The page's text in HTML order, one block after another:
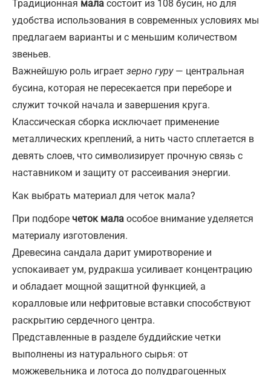
Традиционная мала состоит из 108 бусин, но для
удобства использования в современных условиях мы
предлагаем варианты и с меньшим количеством
звеньев.
Важнейшую роль играет зерно гуру— центральная
бусина, которая не пересекается при переборе и
служит точкой начала и завершения круга.
Классическая сборка исключает применение
металлических креплений, а нить часто сплетается в
девять слоев, что символизирует прочную связь с
наставником и защиту от рассеивания энергии.
Как выбрать материал для четок мала?
При подборе четок мала особое внимание уделяется
материалу изготовления.
Древесина сандала дарит умиротворение и
успокаивает ум, рудракша усиливает концентрацию
и обладает мощной защитной функцией, а
коралловые или нефритовые вставки способствуют
раскрытию сердечного центра.
Представленные в разделе буддийские четки
выполнены из натурального сырья: от
можжевельника и лотоса до полудрагоценных